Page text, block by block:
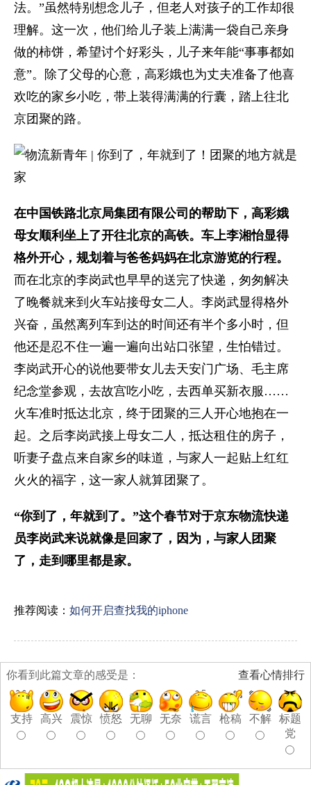
法。”虽然特别想念儿子，但老人对孩子的工作却很
理解。这一次，他们给儿子装上满满一袋自己亲身
做的柿饼，希望讨个好彩头，儿子来年能“事事都如
意”。除了父母的心意，高彩娥也为丈夫准备了他喜
欢吃的家乡小吃，带上装得满满的行囊，踏上往北
京团聚的路。
在中国铁路北京局集团有限公司的帮助下，高彩娥
母女顺利坐上了开往北京的高铁。车上李湘怡显得
格外开心，规划着与爸爸妈妈在北京游览的行程。
而在北京的李岗武也早早的送完了快递，匆匆解决
了晚餐就来到火车站接母女二人。李岗武显得格外
兴奋，虽然离列车到达的时间还有半个多小时，但
他还是忍不住一遍一遍向出站口张望，生怕错过。
李岗武开心的说他要带女儿去天安门广场、毛主席
纪念堂参观，去故宫吃小吃，去西单买新衣服……
火车准时抵达北京，终于团聚的三人开心地抱在一
起。之后李岗武接上母女二人，抵达租住的房子，
听妻子盘点来自家乡的味道，与家人一起贴上红红
火火的福字，这一家人就算团聚了。
“你到了，年就到了。”这个春节对于京东物流快递
员李岗武来说就像是回家了，因为，与家人团聚
了，走到哪里都是家。
推荐阅读： 如何开启查找我的iphone
查看心情排行
你看到此篇文章的感受是：
支持 高兴 震惊 愤怒 无聊 无奈 谎言 枪稿 不解
标题
党